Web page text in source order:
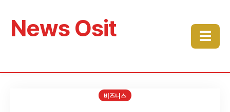
News Osit ☰
비즈니스